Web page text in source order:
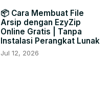
📦 Cara Membuat File
Arsip dengan EzyZip
Online Gratis | Tanpa
Instalasi Perangkat Lunak
Jul 12, 2026